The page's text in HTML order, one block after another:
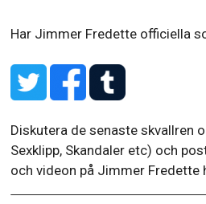
Har Jimmer Fredette officiella
Diskutera de senaste skvallren
Sexklipp, Skandaler etc) och
och videon på Jimmer Fredette